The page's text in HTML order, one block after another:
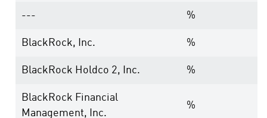
--- %
BlackRock, Inc. %
BlackRock Holdco 2, Inc. %
BlackRock Financial
Management, Inc.
%